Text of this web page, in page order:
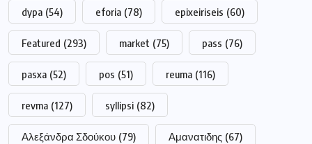
dypa (54) eforia (78) epixeiriseis (60)
Featured (293) market (75) pass (76)
pasxa (52) pos (51) reuma (116)
revma (127) syllipsi (82)
Αλεξάνδρα Σδούκου (79) Αμανατιδης (67)